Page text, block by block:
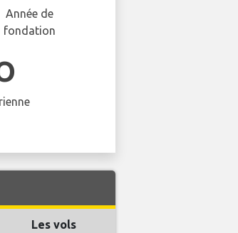
Année de
fondation
Les vols